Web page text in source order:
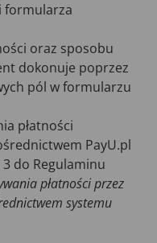
formularza
oraz sposobu
dokonuje poprzez
pól w formularzu
płatności
PayU.pl
3 do Regulaminu
płatności przez
systemu